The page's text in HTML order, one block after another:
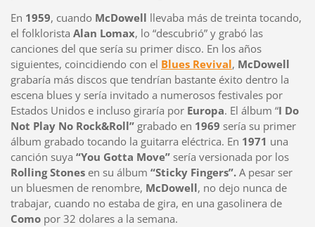
En 1959, cuando McDowell llevaba más de treinta tocando,
el folklorista Alan Lomax, lo “descubrió” y grabó las
canciones del que sería su primer disco. En los años
siguientes, coincidiendo con el Blues Revival, McDowell
grabaría más discos que tendrían bastante éxito dentro la
escena blues y sería invitado a numerosos festivales por
Estados Unidos e incluso giraría por Europa. El álbum “I Do
Not Play No Rock&Roll” grabado en 1969 sería su primer
álbum grabado tocando la guitarra eléctrica. En 1971 una
canción suya “You Gotta Move”sería versionada por los
Rolling Stonesen su álbum “Sticky Fingers”.A pesar ser
un bluesmen de renombre, McDowell, no dejo nunca de
trabajar, cuando no estaba de gira, en una gasolinera de
Como por 32 dolares a la semana.